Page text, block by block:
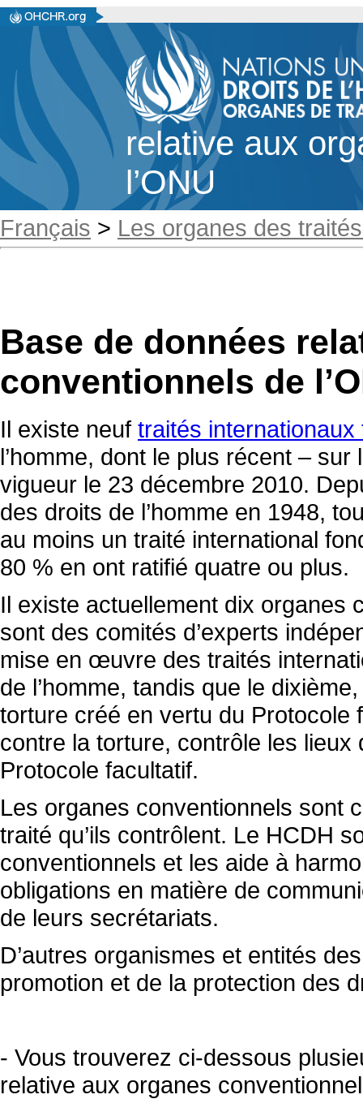
relative aux
l’ONU
Français > Les organes des
Base de données
conventionnels de
Il existe neuf traités
l’homme, dont le plus récent –
vigueur le 23 décembre 2010.
des droits de l’homme en 1948,
au moins un traité international
80 % en ont ratifié quatre ou plus.
Il existe actuellement dix organes
sont des comités d’experts
mise en œuvre des traités
de l’homme, tandis que le
torture créé en vertu du Protocole
contre la torture, contrôle les
Protocole facultatif.
Les organes conventionnels sont
traité qu’ils contrôlent. Le HCDH
conventionnels et les aide à
obligations en matière de
de leurs secrétariats.
D’autres organismes et entités
promotion et de la protection des
- Vous trouverez ci-dessous
relative aux organes